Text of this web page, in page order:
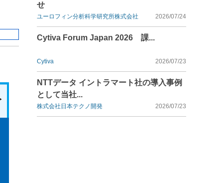
せ
ユーロフィン分析科学研究所株式会社 2026/07/24
Cytiva Forum Japan 2026 課...
Cytiva 2026/07/23
NTTデータ イントラマート社の導入事例
として当社...
株式会社日本テクノ開発 2026/07/23